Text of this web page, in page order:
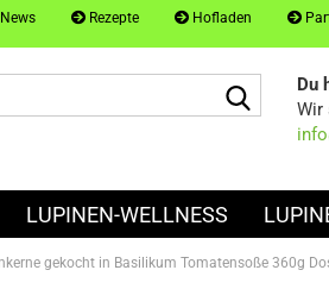
News Rezepte Hofladen
Suche...
Du
Wir
LUPINEN-WELLNESS
gekocht in Basilikum Tomatensoße 360g